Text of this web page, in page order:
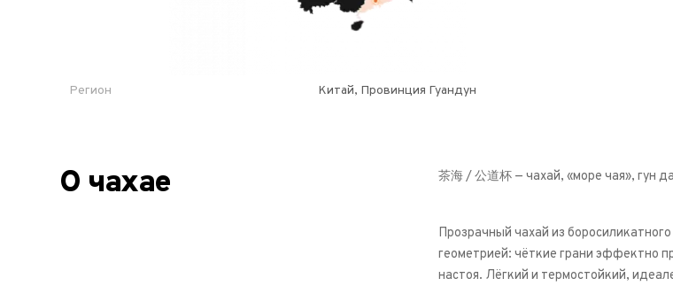
Регион Китай, Провинция Гуандун
О чахае 茶海 / 公道杯 — чахай, «море чая», гун
Прозрачный чахай из
геометрией: чёткие грани эффектно
настоя. Лёгкий и термостойкий,